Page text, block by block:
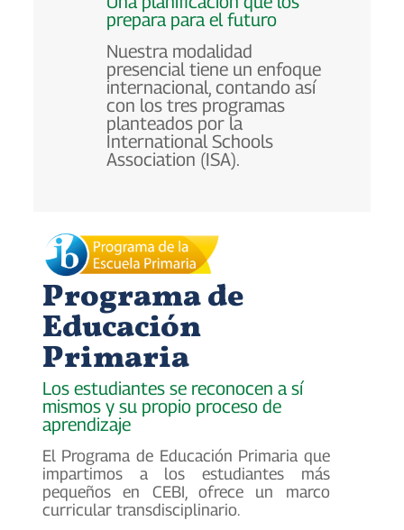
prepara para el futuro
Nuestra modalidad
presencial tiene un enfoque
internacional, contando así
con los tres programas
planteados por la
International Schools
Association (ISA).
Programa de
Educación
Primaria
Los estudiantes se reconocen a sí
mismos y su propio proceso de
aprendizaje
El Programa de Educación Primaria que
impartimos a los estudiantes más
pequeños en CEBI, ofrece un marco
curricular transdisciplinario.